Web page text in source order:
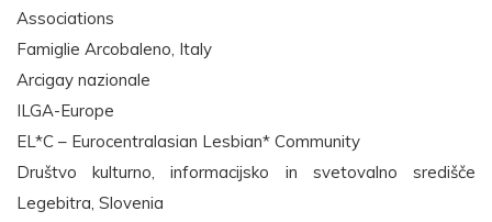
Associations
Famiglie Arcobaleno, Italy
Arcigay nazionale
ILGA-Europe
EL*C – Eurocentralasian Lesbian* Community
Društvo kulturno, informacijsko in svetovalno središče
Legebitra, Slovenia